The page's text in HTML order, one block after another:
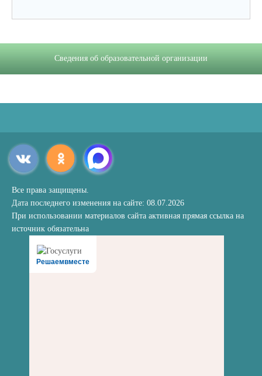
Сведения об образовательной организации
Все права защищены.
Дата последнего изменения на сайте: 08.07.2026
При использовании материалов сайта активная прямая ссылка на
источник обязательна
Решаемвместе